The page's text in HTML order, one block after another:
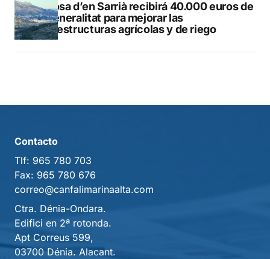
Callosa d’en Sarrià recibirá 40.000 euros de
la Generalitat para mejorar las
infraestructuras agrícolas y de riego
Contacto
Tlf: 965 780 703
Fax: 965 780 676
correo@canfalimarinaalta.com
Ctra. Dénia-Ondara.
Edifici en 2ª rotonda.
Apt Correus 599,
03700 Dénia. Alacant.